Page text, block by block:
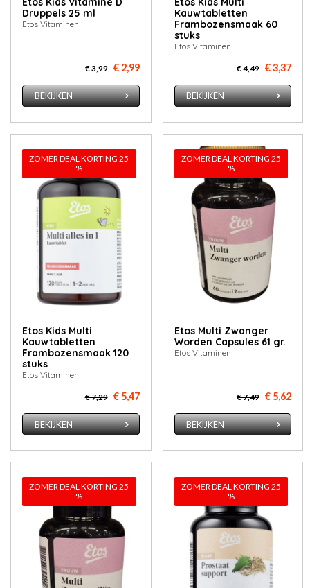
Druppels 25 ml
Etos Vitaminen
€ 3,99 € 2,99
BEKIJKEN
Kauwtabletten
Frambozensmaak 60
stuks
Etos Vitaminen
€ 4,49 € 3,37
BEKIJKEN
ZOMER DEAL KORTING 25
%
Etos Kids Multi
Kauwtabletten
Frambozensmaak 120
stuks
Etos Vitaminen
€ 7,29 € 5,47
BEKIJKEN
ZOMER DEAL KORTING 25
%
Etos Multi Zwanger
Worden Capsules 61 gr.
Etos Vitaminen
€ 7,49 € 5,62
BEKIJKEN
ZOMER DEAL KORTING 25
%
ZOMER DEAL KORTING 25
%